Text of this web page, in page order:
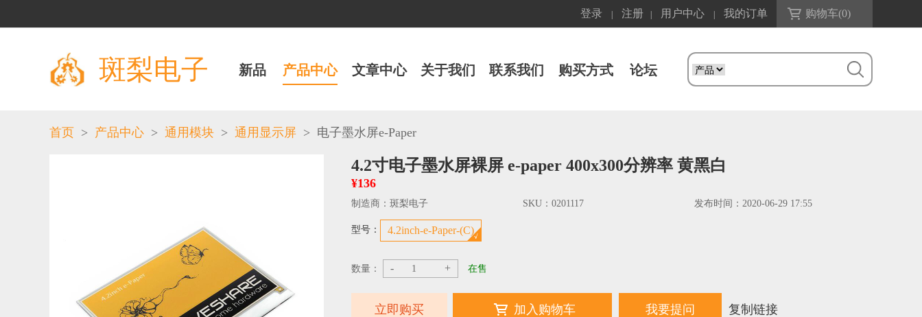
登录 注册 用户中心 我的订单 购物车(0)
斑梨电子 新品 产品中心 文章中心 关于我们 联系我们 购买方式 论坛
首页 > 产品中心 > 通用模块 > 通用显示屏 > 电子墨水屏e-Paper
4.2寸电子墨水屏裸屏 e-paper 400x300分辨率 黄黑白
¥136
制造商： 斑梨电子 SKU： 0201117 发布时间： 2020-06-29 17:55
型号： 4.2inch-e-Paper-(C)
数量： - + 在售
立即购买 加入购物车 我要提问 复制链接